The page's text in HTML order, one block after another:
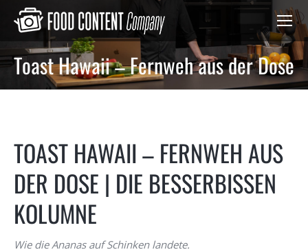
Toast Hawaii – Fernweh aus der Dose
Du bist hier:
TOAST HAWAII – FERNWEH AUS
DER DOSE | DIE BESSERBISSEN
KOLUMNE
Wie die Ananas auf Schinken landete.